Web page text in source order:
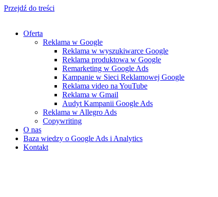
Przejdź do treści
Oferta
Reklama w Google
Reklama w wyszukiwarce Google
Reklama produktowa w Google
Remarketing w Google Ads
Kampanie w Sieci Reklamowej Google
Reklama video na YouTube
Reklama w Gmail
Audyt Kampanii Google Ads
Reklama w Allegro Ads
Copywriting
O nas
Baza wiedzy o Google Ads i Analytics
Kontakt